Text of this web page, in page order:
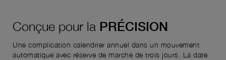
Conçue pour la PRÉCISION
Une complication calendrier annuel dans un mouvement
automatique avec réserve de marche de trois jours. La date